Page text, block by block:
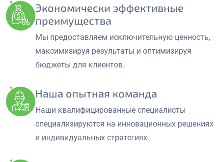
Экономически эффективные
преимущества
Мы предоставляем исключительную ценность,
максимизируя результаты и оптимизируя
бюджеты для клиентов.
Наша опытная команда
Наши квалифицированные специалисты
специализируются на инновационных решениях
и индивидуальных стратегиях.